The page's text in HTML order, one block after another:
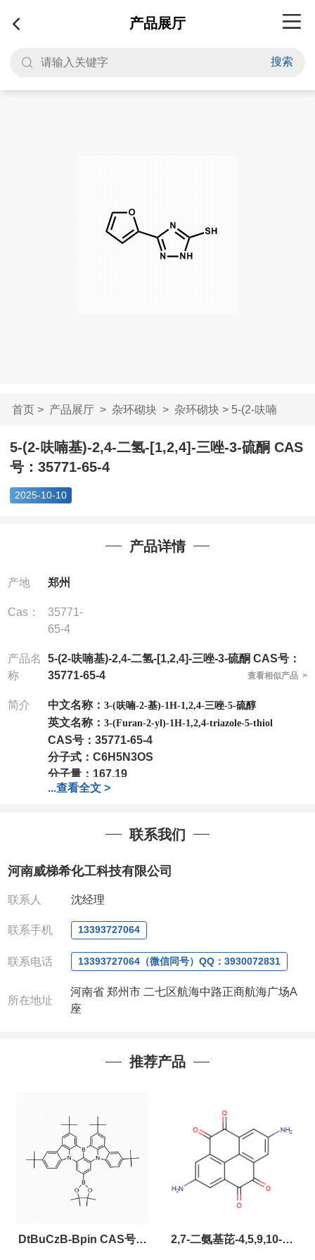
产品展厅
搜索
首页> 产品展厅> 杂环砌块> 杂环砌块> 5-(2-呋喃
基)-2,4-二氢-[1,2,4...
5-(2-呋喃基)-2,4-二氢-[1,2,4]-三唑-3-硫酮 CAS
号：35771-65-4
2025-10-10
产品详情
产地 郑州
Cas：
35771-
65-4
产品名
称
5-(2-呋喃基)-2,4-二氢-[1,2,4]-三唑-3-硫酮 CAS号：
35771-65-4
查看相似产品 >
简介 中文名称： 3-(呋喃-2-基)-1H-1,2,4-三唑-5-硫醇
英文名称： 3-(Furan-2-yl)-1H-1,2,4-triazole-5-thiol
CAS号： 35771-65-4
分子式： C6H5N3OS
分子量： 167.19
包装：1Mg ; 5Mg;10Mg ;100Mg;250Mg ;500Mg
我司对高校及科研单位先发货和
作中有用到的试剂,欢迎前来询购,如若出现质量问题,
63377391/13393727064
QQ:3930072831
:13393727064
联系人: 沈晓东(欢迎致电,或QQ、微信联系)
...查看全文 >
联系我们
河南威梯希化工科技有限公司
联系人 沈经理
联系手机 13393727064
联系电话 13393727064（微信同号）QQ：3930072831
所在地址
河南省 郑州市 二七区航海中路正商航海广场A
座
推荐产品
DtBuCzB-Bpin CAS号： 2,7-二氨基芘-4,5,9,10-四